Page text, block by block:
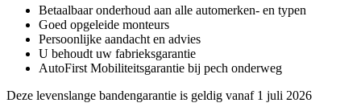
Betaalbaar onderhoud aan alle automerken- en typen
Goed opgeleide monteurs
Persoonlijke aandacht en advies
U behoudt uw fabrieksgarantie
AutoFirst Mobiliteitsgarantie bij pech onderweg
Deze levenslange bandengarantie is geldig vanaf 1 juli 2026